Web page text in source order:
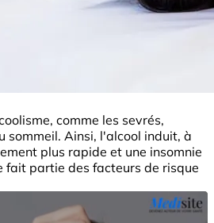
comme les sevrés,
sommeil. Ainsi, l'alcool induit, à
plus rapide et une insomnie
fait partie des facteurs de risque